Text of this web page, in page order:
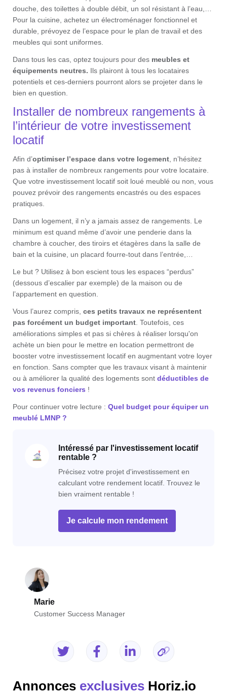
douche, des toilettes à double débit, un sol résistant à l’eau,…
Pour la cuisine, achetez un électroménager fonctionnel et
durable, prévoyez de l’espace pour le plan de travail et des
meubles qui sont uniformes.
Dans tous les cas, optez toujours pour des meubles et
équipements neutres. Ils plairont à tous les locataires
potentiels et ces-derniers pourront alors se projeter dans le
bien en question.
Installer de nombreux rangements à
l’intérieur de votre investissement
locatif
Afin d’optimiser l’espace dans votre logement , n’hésitez
pas à installer de nombreux rangements pour votre locataire.
Que votre investissement locatif soit loué meublé ou non, vous
pouvez prévoir des rangements encastrés ou des espaces
pratiques.
Dans un logement, il n’y a jamais assez de rangements. Le
minimum est quand même d’avoir une penderie dans la
chambre à coucher, des tiroirs et étagères dans la salle de
bain et la cuisine, un placard fourre-tout dans l’entrée,…
Le but ? Utilisez à bon escient tous les espaces “perdus”
(dessous d’escalier par exemple) de la maison ou de
l’appartement en question.
Vous l’aurez compris, ces petits travaux ne représentent
pas forcément un budget important . Toutefois, ces
améliorations simples et pas si chères à réaliser lorsqu'on
achète un bien pour le mettre en location permettront de
booster votre investissement locatif en augmentant votre loyer
en fonction. Sans compter que les travaux visant à maintenir
ou à améliorer la qualité des logements sont déductibles de
vos revenus fonciers !
Pour continuer votre lecture : Quel budget pour équiper un
meublé LMNP ?
Intéressé par l'investissement locatif
rentable ?
Précisez votre projet d'investissement en
calculant votre rendement locatif. Trouvez le
bien vraiment rentable !
Je calcule mon rendement
Marie
Customer Success Manager
Annonces exclusives Horiz.io